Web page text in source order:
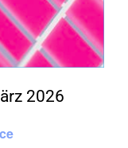
2026